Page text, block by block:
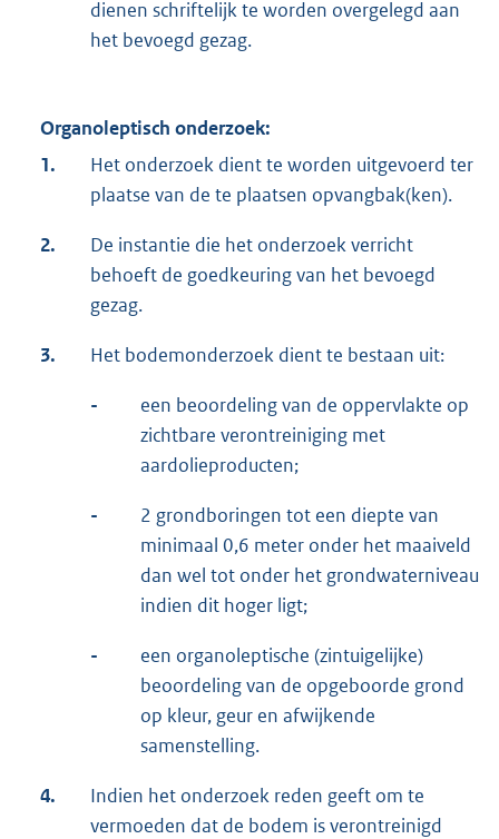
dienen schriftelijk te worden overgelegd aan
het bevoegd gezag.
Organoleptisch onderzoek:
1.
Het onderzoek dient te worden uitgevoerd ter
plaatse van de te plaatsen opvangbak(ken).
2.
De instantie die het onderzoek verricht
behoeft de goedkeuring van het bevoegd
gezag.
3. Het bodemonderzoek dient te bestaan uit:
-
een beoordeling van de oppervlakte op
zichtbare verontreiniging met
aardolieproducten;
-
2 grondboringen tot een diepte van
minimaal 0,6 meter onder het maaiveld
dan wel tot onder het grondwaterniveau
indien dit hoger ligt;
-
een organoleptische (zintuigelijke)
beoordeling van de opgeboorde grond
op kleur, geur en afwijkende
samenstelling.
4.
Indien het onderzoek reden geeft om te
vermoeden dat de bodem is verontreinigd